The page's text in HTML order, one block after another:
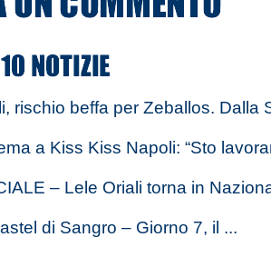
rischio beffa per Zeballos. Dalla
a Kiss Kiss Napoli: “Sto
– Lele Oriali torna in
di Sangro – Giorno 7, il ...